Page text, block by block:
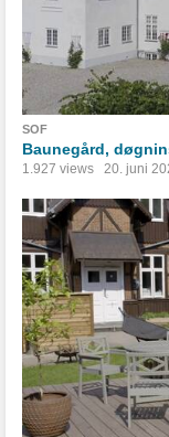
SOF
Baunegård,
1.927 views 20. juni